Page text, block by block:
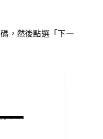
，然後點選「下一